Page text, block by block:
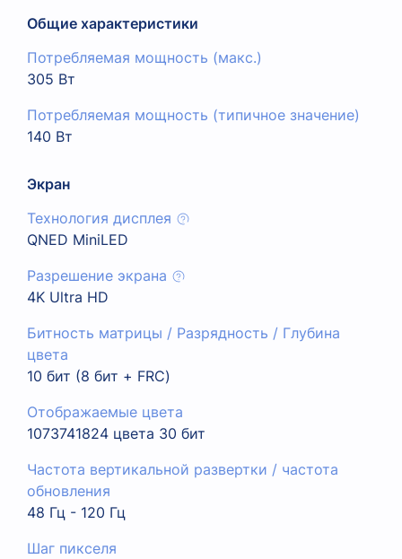
Общие характеристики
Потребляемая мощность (макс.)
305 Вт
Потребляемая мощность (типичное значение)
140 Вт
Экран
Технология дисплея
QNED MiniLED
Разрешение экрана
4K Ultra HD
Битность матрицы / Разрядность / Глубина
цвета
10 бит (8 бит + FRC)
Отображаемые цвета
1073741824 цвета 30 бит
Частота вертикальной развертки / частота
обновления
48 Гц - 120 Гц
Шаг пикселя